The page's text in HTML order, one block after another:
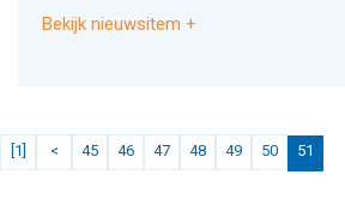
Bekijk nieuwsitem
[1] < 45 46 47 48 49 50 51